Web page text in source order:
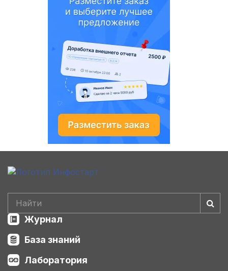
Журнал
База знаний
Лаборатория